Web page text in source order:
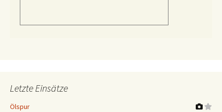
Letzte Einsätze
Ölspur